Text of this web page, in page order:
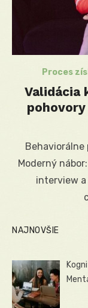
Proces
Validácia
Moderný
interview
NAJNOVŠIE